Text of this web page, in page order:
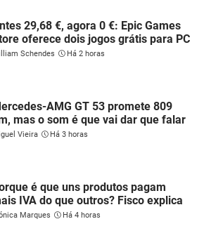
29,68 €, agora 0 €: Epic Games
oferece dois jogos grátis para PC
Schendes Há 2 horas
AMG GT 53 promete 809
mas o som é que vai dar que falar
Vieira Há 3 horas
é que uns produtos pagam
IVA do que outros? Fisco explica
Marques Há 4 horas